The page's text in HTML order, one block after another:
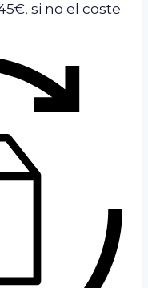
si no el coste